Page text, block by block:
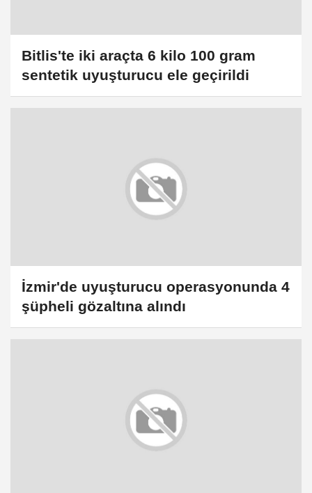
Bitlis'te iki araçta 6 kilo 100 gram
sentetik uyuşturucu ele geçirildi
İzmir'de uyuşturucu operasyonunda 4
şüpheli gözaltına alındı